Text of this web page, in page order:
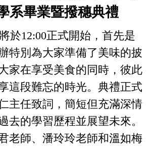
系畢業暨撥穗典禮
於12:00正式開始，首先是
特別為大家準備了美味的披
家在享受美食的同時，彼此
這段難忘的時光。 典禮正式
主任致詞，簡短但充滿深情
去的學習歷程並展望未來。
老師、潘玲玲老師和溫如梅